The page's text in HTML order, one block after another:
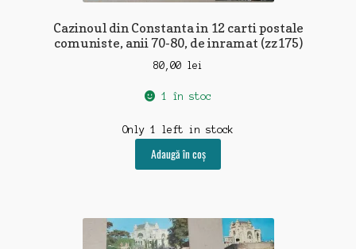
Cazinoul din Constanta in 12 carti postale
comuniste, anii 70-80, de inramat (zz175)
80,00 lei
1 în stoc
Only 1 left in stock
Adaugă în coș